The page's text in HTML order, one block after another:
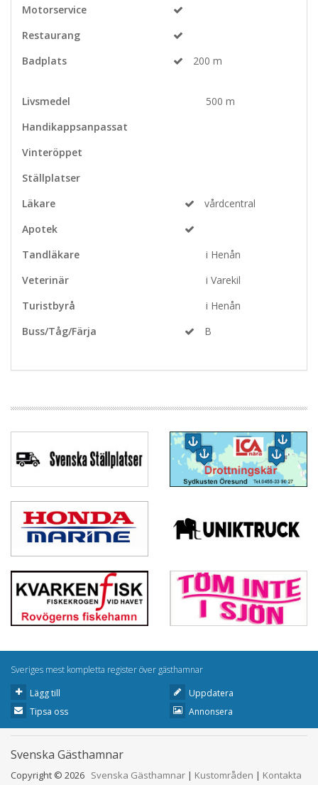
Motorservice
Restaurang
Badplats
200 m
Livsmedel
500 m
Handikappsanpassat
Vinteröppet
Ställplatser
Läkare
vårdcentral
Apotek
Tandläkare
i Henån
Veterinär
i Varekil
Turistbyrå
i Henån
Buss/Tåg/Färja
B
Sveriges mest kompletta register över gästhamnar
Lägg till
Uppdatera
Tipsa oss
Annonsera
Svenska Gästhamnar
Copyright © 2026 Svenska Gästhamnar | Kustområden | Kontakta